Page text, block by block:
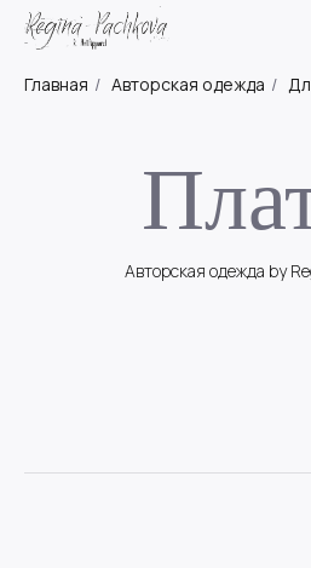
Главная / Авторская одежда /
Авторская одежда by